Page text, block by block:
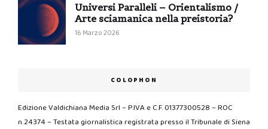
Universi Paralleli – Orientalismo /
Arte sciamanica nella preistoria?
16 Marzo 2026
COLOPHON
Edizione Valdichiana Media Srl – P.IVA e C.F. 01377300528 – ROC
n.24374 – Testata giornalistica registrata presso il Tribunale di Siena